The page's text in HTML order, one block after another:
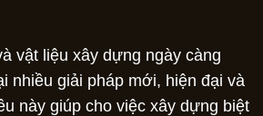
vật liệu xây dựng ngày càng
nhiều giải pháp mới, hiện đại và
này giúp cho việc xây dựng biệt